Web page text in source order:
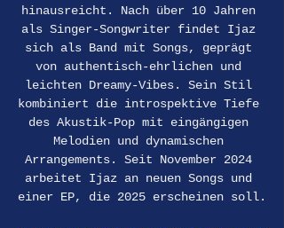
hinausreicht. Nach über 10 Jahren
als Singer-Songwriter findet Ijaz
sich als Band mit Songs, geprägt
von authentisch-ehrlichen und
leichten Dreamy-Vibes. Sein Stil
kombiniert die introspektive Tiefe
des Akustik-Pop mit eingängigen
Melodien und dynamischen
Arrangements. Seit November 2024
arbeitet Ijaz an neuen Songs und
einer EP, die 2025 erscheinen soll.